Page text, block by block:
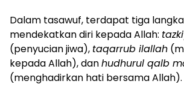
Dalam tasawuf, terdapat tiga
mendekatkan diri kepada Allah:
(penyucian jiwa), taqarrub ilallah
kepada Allah), danhudhurul qalb
(menghadirkan hati bersama Allah).